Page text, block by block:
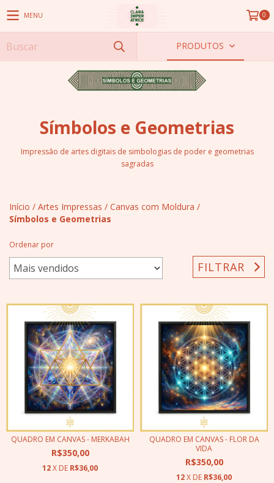
MENU 0
PRODUTOS
Símbolos e Geometrias
Impressão de artes digitais de simbologias de poder e geometrias
sagradas
Início / Artes Impressas / Canvas com Moldura /
Símbolos e Geometrias
Ordenar por
FILTRAR
QUADRO EM CANVAS - MERKABAH
R$350,00
12X DE R$36,00
QUADRO EM CANVAS - FLOR DA
VIDA
R$350,00
12X DE R$36,00